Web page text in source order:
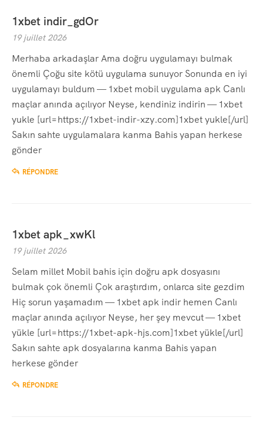
1xbet indir_gdOr
19 juillet 2026
Merhaba arkadaşlar Ama doğru uygulamayı bulmak
önemli Çoğu site kötü uygulama sunuyor Sonunda en iyi
uygulamayı buldum — 1xbet mobil uygulama apk Canlı
maçlar anında açılıyor Neyse, kendiniz indirin — 1xbet
yukle [url=https://1xbet-indir-xzy.com]1xbet yukle[/url]
Sakın sahte uygulamalara kanma Bahis yapan herkese
gönder
RÉPONDRE
1xbet apk_xwKl
19 juillet 2026
Selam millet Mobil bahis için doğru apk dosyasını
bulmak çok önemli Çok araştırdım, onlarca site gezdim
Hiç sorun yaşamadım — 1xbet apk indir hemen Canlı
maçlar anında açılıyor Neyse, her şey mevcut — 1xbet
yükle [url=https://1xbet-apk-hjs.com]1xbet yükle[/url]
Sakın sahte apk dosyalarına kanma Bahis yapan
herkese gönder
RÉPONDRE